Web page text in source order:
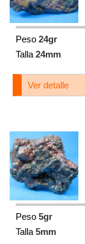
Peso 24gr
Talla 24mm
Ver detalle
Peso 5gr
Talla 5mm